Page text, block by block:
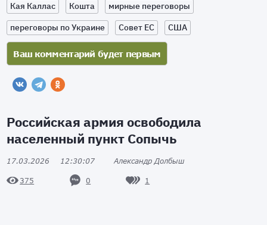
Кая Каллас
Кошта
мирные переговоры
переговоры по Украине
Совет ЕС США
Российская армия освободила
населенный пункт Сопычь
17.03.2026 12:30:07 Александр Долбыш
375 0 1